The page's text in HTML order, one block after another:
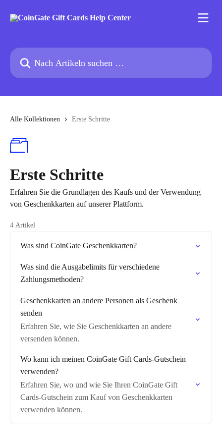
Nach Artikeln suchen …
Alle Kollektionen Erste Schritte
Erste Schritte
Erfahren Sie die Grundlagen des Kaufs und der Verwendung
von Geschenkkarten auf unserer Plattform.
4 Artikel
Was sind CoinGate Geschenkkarten?
Was sind die Ausgabelimits für verschiedene
Zahlungsmethoden?
Geschenkkarten an andere Personen als Geschenk
senden
Erfahren Sie, wie Sie Geschenkkarten an andere
versenden können.
Wo kann ich meinen CoinGate Gift Cards-Gutschein
verwenden?
Erfahren Sie, wo und wie Sie Ihren CoinGate Gift
Cards-Gutschein zum Kauf von Geschenkkarten
verwenden können.